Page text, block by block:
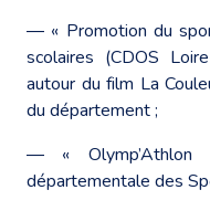
― « Promotion du
scolaires (CDOS
autour du film La
du département ;
― «
départementale des